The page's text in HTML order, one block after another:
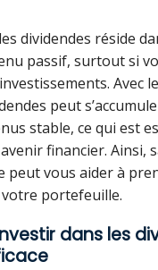
dividendes réside
passif, surtout si
Avec
peut
stable, ce qui est
financier. Ainsi,
peut vous aider à
portefeuille.
dans les